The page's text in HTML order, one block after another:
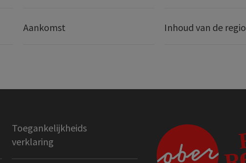
Aankomst Inhoud van de regio
Toegankelijkheids
verklaring